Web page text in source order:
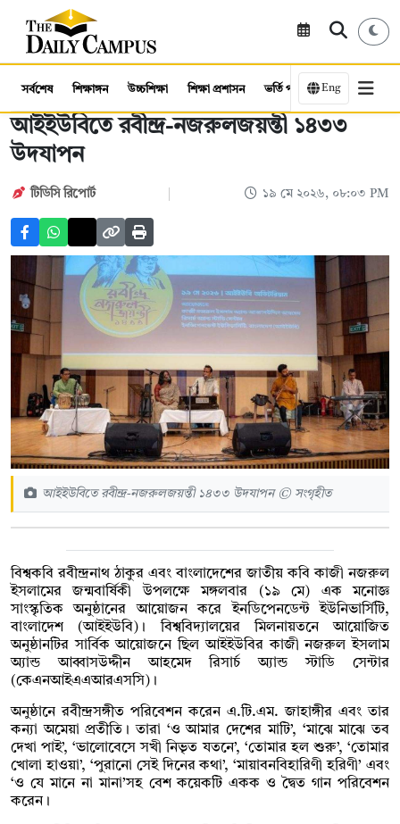
সর্বশেষ শিক্ষাঙ্গন উচ্চশিক্ষা শিক্ষা প্রশাসন ভর্তি পরীক্ষা কর্মসংস্থান
Eng
আইইউবিতে রবীন্দ্র-নজরুলজয়ন্তী ১৪৩৩
উদযাপন
টিডিসি রিপোর্ট ১৯ মে ২০২৬, ০৮:০৩ PM
আইইউবিতে রবীন্দ্র-নজরুলজয়ন্তী ১৪৩৩ উদযাপন © সংগৃহীত
বিশ্বকবি রবীন্দ্রনাথ ঠাকুর এবং বাংলাদেশের জাতীয় কবি কাজী নজরুল
ইসলামের জন্মবার্ষিকী উপলক্ষে মঙ্গলবার (১৯ মে) এক মনোজ্ঞ
সাংস্কৃতিক অনুষ্ঠানের আয়োজন করে ইনডিপেনডেন্ট ইউনিভার্সিটি,
বাংলাদেশ (আইইউবি)। বিশ্ববিদ্যালয়ের মিলনায়তনে আয়োজিত
অনুষ্ঠানটির সার্বিক আয়োজনে ছিল আইইউবির কাজী নজরুল ইসলাম
অ্যান্ড আব্বাসউদ্দীন আহমেদ রিসার্চ অ্যান্ড স্টাডি সেন্টার
(কেএনআইএএআরএসসি)।
অনুষ্ঠানে রবীন্দ্রসঙ্গীত পরিবেশন করেন এ.টি.এম. জাহাঙ্গীর এবং তার
কন্যা অমেয়া প্রতীতি। তারা ‘ও আমার দেশের মাটি’, ‘মাঝে মাঝে তব
দেখা পাই’, ‘ভালোবেসে সখী নিভৃত যতনে’, ‘তোমার হল শুরু’, ‘তোমার
খোলা হাওয়া’, ‘পুরানো সেই দিনের কথা’, ‘মায়াবনবিহারিণী হরিণী’ এবং
‘ও যে মানে না মানা’সহ বেশ কয়েকটি একক ও দ্বৈত গান পরিবেশন
করেন।